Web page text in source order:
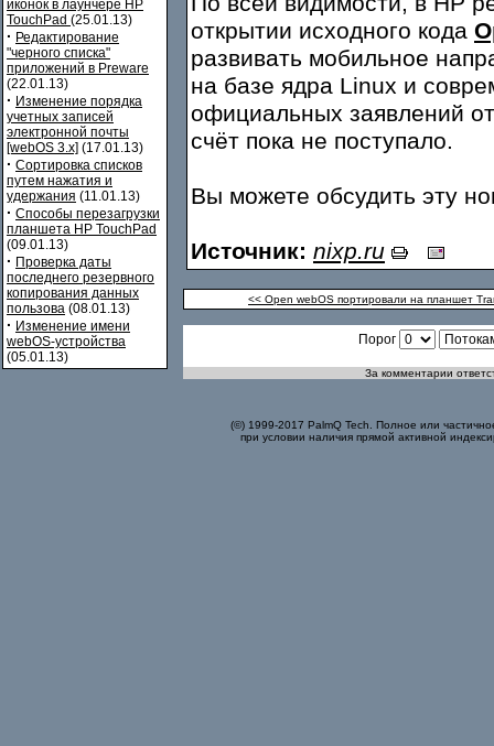
иконок в лаунчере HP
TouchPad (25.01.13)
· Редактирование
"черного списка"
приложений в Preware
(22.01.13)
· Изменение порядка
учетных записей
электронной почты
[webOS 3.x] (17.01.13)
· Сортировка списков
путем нажатия и
удержания (11.01.13)
· Способы перезагрузки
планшета HP TouchPad
(09.01.13)
· Проверка даты
последнего резервного
копирования данных
пользова (08.01.13)
· Изменение имени
webOS-устройства
(05.01.13)
открытии исходного кода
развивать мобильное
на базе ядра Linux и
официальных заявлений
счёт пока не поступало.
Вы можете обсудить эту
Источник: nixp.ru
<< Open webOS портировали на планшет
Порог
За комментарии
(©) 1999-2017 PalmQ Tech. Полное или
при условии наличия прямой активной